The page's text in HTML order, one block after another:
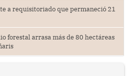
a requisitoriado que permaneció 21
forestal arrasa más de 80 hectáreas